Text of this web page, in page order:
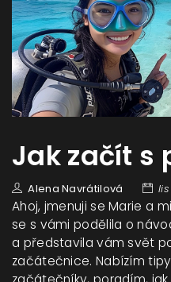
Jak začít s
Alena Navrátilová
Ahoj, jmenuji se Marie a
se s vámi podělila o
a představila vám svět
začátečnice. Nabízím